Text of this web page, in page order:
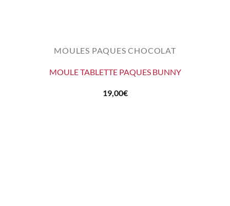
MOULES PAQUES CHOCOLAT
MOULE TABLETTE PAQUES BUNNY
19,00€